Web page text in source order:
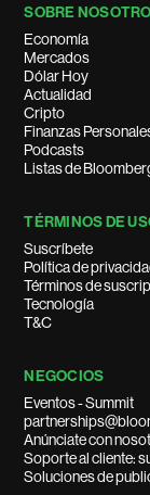
SOBRE
Economía
Mercados
Dólar Hoy
Actualidad
Cripto
Finanzas
Podcasts
Listas de
TÉRMINOS DE
Suscríbete
Política de
Términos de
Tecnología
T&C
NEGOCIOS
Eventos - Summit
Anúnciate con
Soporte al cliente:
Soluciones de